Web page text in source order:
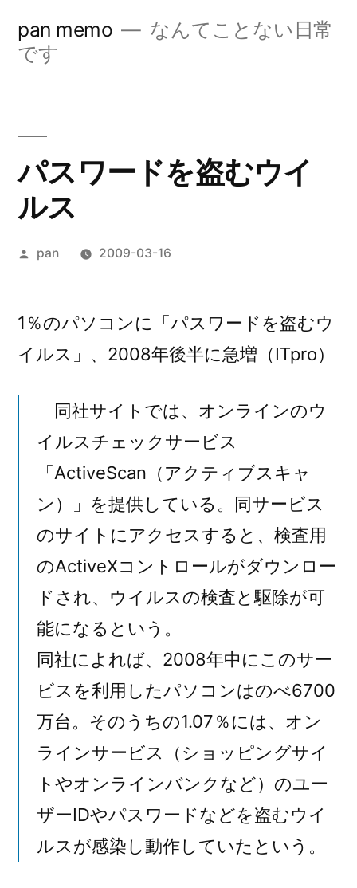
pan memo
なんてことない日常
です
パスワードを盗むウイ
ルス
投
pan 2009-03-16
1％のパソコンに「パスワードを盗むウ
イルス」、2008年後半に急増（ITpro）
同社サイトでは、オンラインのウ
イルスチェックサービス
「ActiveScan（アクティブスキャ
ン）」を提供している。同サービス
のサイトにアクセスすると、検査用
のActiveXコントロールがダウンロー
ドされ、ウイルスの検査と駆除が可
能になるという。
同社によれば、2008年中にこのサー
ビスを利用したパソコンはのべ6700
万台。そのうちの1.07％には、オン
ラインサービス（ショッピングサイ
トやオンラインバンクなど）のユー
ザーIDやパスワードなどを盗むウイ
ルスが感染し動作していたという。